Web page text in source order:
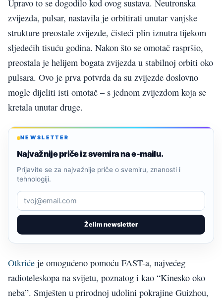
Upravo to se dogodilo kod ovog sustava. Neutronska
zvijezda, pulsar, nastavila je orbitirati unutar vanjske
strukture preostale zvijezde, čisteći plin iznutra tijekom
sljedećih tisuću godina. Nakon što se omotač raspršio,
preostala je helijem bogata zvijezda u stabilnoj orbiti oko
pulsara. Ovo je prva potvrda da su zvijezde doslovno
mogle dijeliti isti omotač – s jednom zvijezdom koja se
kretala unutar druge.
NEWSLETTER
Najvažnije priče iz svemira na e-mailu.
Želim newsletter
Prijavite se za najvažnije priče o svemiru, znanosti i
tehnologiji.
Otkriće je omogućeno pomoću FAST-a, najvećeg
radioteleskopa na svijetu, poznatog i kao “Kinesko oko
neba”. Smješten u prirodnoj udolini pokrajine Guizhou,